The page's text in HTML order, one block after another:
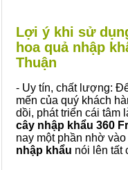
Lợi ý khi sử
hoa quả nhập
Thuận
- Uy tín, chất lượng:
mến của quý khách
dồi, phát triển cái tâm
cây nhập khẩu 360
nay một phần nhờ
nhập khẩu nói lên tất